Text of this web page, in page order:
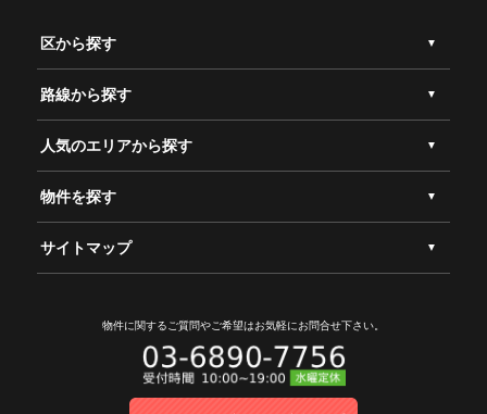
区から探す
路線から探す
人気のエリアから探す
物件を探す
サイトマップ
物件に関するご質問やご希望はお気軽にお問合せ下さい。